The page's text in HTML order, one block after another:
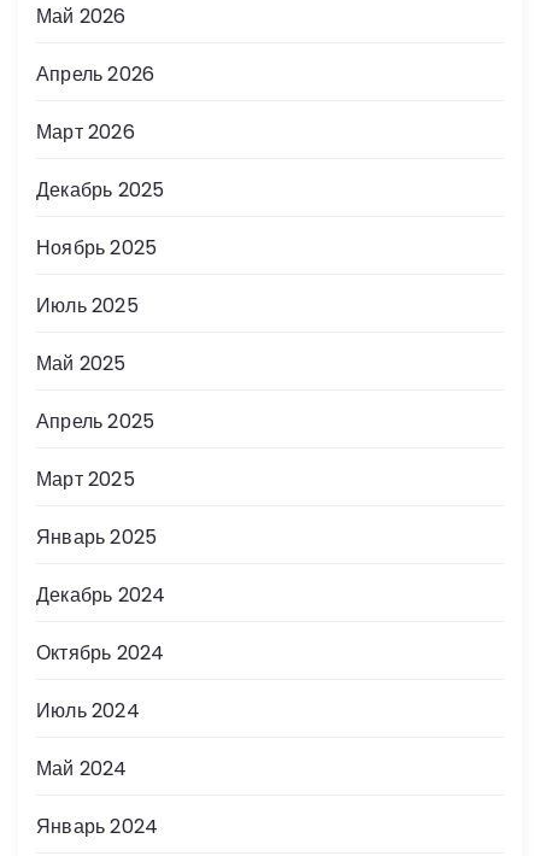
Май 2026
Апрель 2026
Март 2026
Декабрь 2025
Ноябрь 2025
Июль 2025
Май 2025
Апрель 2025
Март 2025
Январь 2025
Декабрь 2024
Октябрь 2024
Июль 2024
Май 2024
Январь 2024